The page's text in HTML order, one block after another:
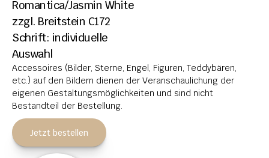
LIEGESTEINE
URNENANLAGEN
LEUCHTGRABMALE
ACCESSOIRES
KONTAKT
ADRESSEN NIEDERLASSUNGEN
Romantica/Jasmin White
zzgl. Breitstein C172
Schrift: individuelle
Auswahl
Accessoires (Bilder, Sterne, Engel, Figuren, Teddybären,
etc.) auf den Bildern dienen der Veranschaulichung der
eigenen Gestaltungsmöglichkeiten und sind nicht
Bestandteil der Bestellung.
Jetzt bestellen